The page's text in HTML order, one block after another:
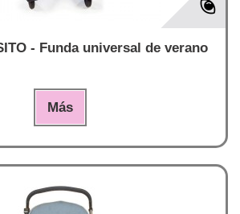
- Funda universal de verano
Más